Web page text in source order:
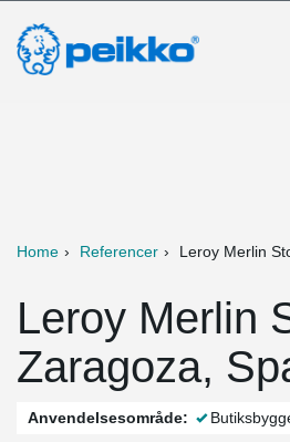
Home Referencer Leroy Merlin
Leroy Merlin
Zaragoza,
Anvendelsesområde: